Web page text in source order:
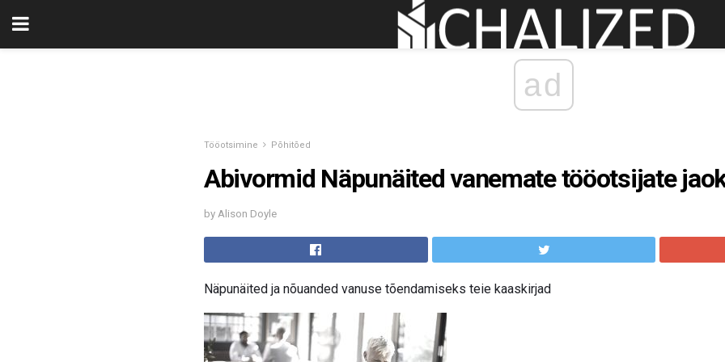
ad
Tööotsimine Põhitõed
Abivormid Näpunäited vanemate tööotsijate
by Alison Doyle
Näpunäited ja nõuanded vanuse tõendamiseks teie kaaskirjad